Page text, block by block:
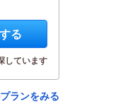
る
しています
ランをみる